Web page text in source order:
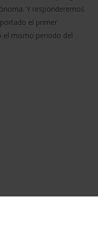
Y responderemos
el primer
el mismo periodo del